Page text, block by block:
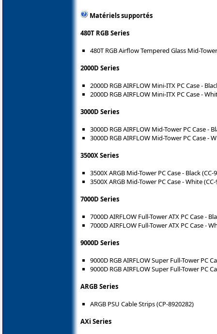
Matériels supportés
480T RGB Series
480T RGB Airflow Tempered Glass Mid-
2000D Series
2000D RGB AIRFLOW Mini-ITX PC Case -
2000D RGB AIRFLOW Mini-ITX PC Case -
3000D Series
3000D RGB AIRFLOW Mid-Tower PC Case -
3000D RGB AIRFLOW Mid-Tower PC Case -
3500X Series
3500X ARGB Mid-Tower PC Case - Black (CC-
3500X ARGB Mid-Tower PC Case - White
7000D Series
7000D AIRFLOW Full-Tower ATX PC Case -
7000D AIRFLOW Full-Tower ATX PC Case -
9000D Series
9000D RGB AIRFLOW Super Full-Tower PC
9000D RGB AIRFLOW Super Full-Tower PC
ARGB Series
ARGB PSU Cable Strips (CP-8920282)
AXi Series